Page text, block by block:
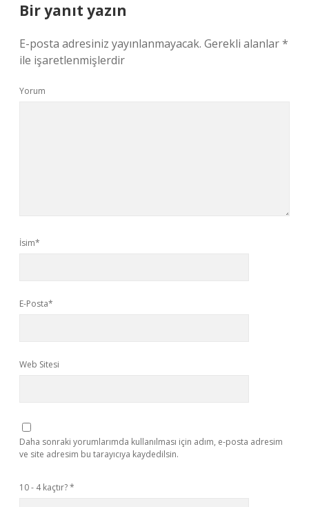
Bir yanıt yazın
E-posta adresiniz yayınlanmayacak. Gerekli alanlar*
ile işaretlenmişlerdir
Yorum
İsim*
E-Posta*
Web Sitesi
Daha sonraki yorumlarımda kullanılması için adım, e-posta adresim
ve site adresim bu tarayıcıya kaydedilsin.
10 - 4 kaçtır?*